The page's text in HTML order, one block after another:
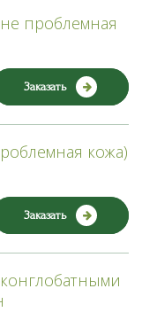
проблемная
Заказать
кожа)
Заказать